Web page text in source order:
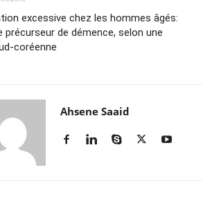
excessive chez les hommes âgés:
précurseur de démence, selon une
coréenne
Ahsene Saaid